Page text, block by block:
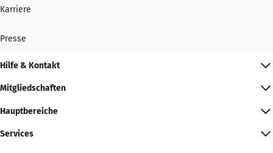
Karriere
Presse
Hilfe & Kontakt
Mitgliedschaften
Hauptbereiche
Services